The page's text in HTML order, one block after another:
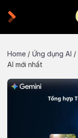
Home / Ứng dụng AI /
AI mới nhất